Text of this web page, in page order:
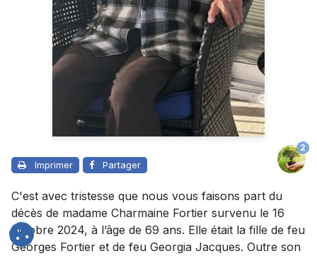
Imprimer Partager
2
C'est avec tristesse que nous vous faisons part du
décès de madame Charmaine Fortier survenu le 16
octobre 2024, à l’âge de 69 ans. Elle était la fille de feu
Georges Fortier et de feu Georgia Jacques. Outre son